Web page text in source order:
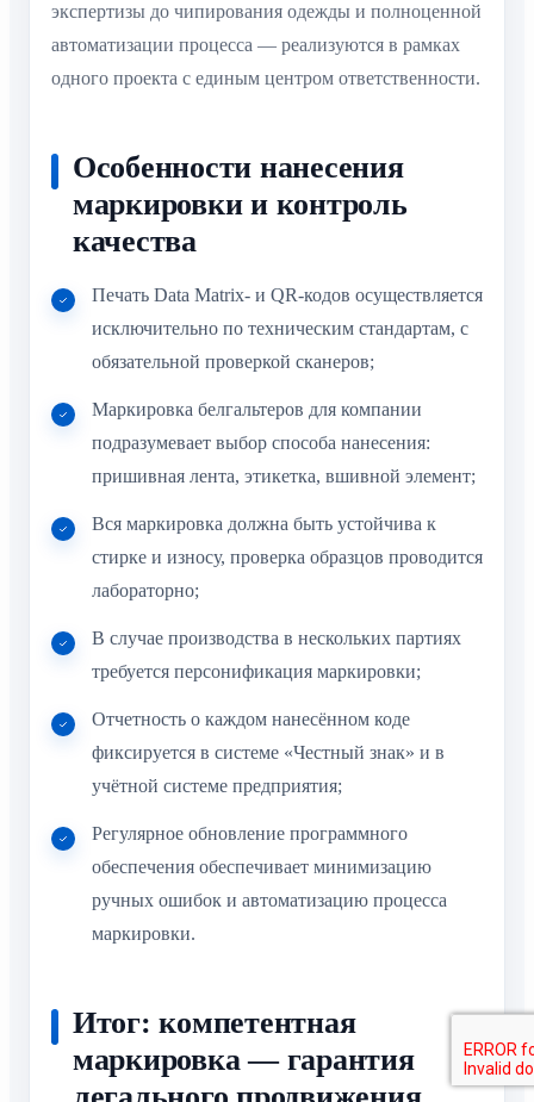
экспертизы до чипирования одежды и полноценной
автоматизации процесса — реализуются в рамках
одного проекта с единым центром ответственности.
Особенности нанесения
маркировки и контроль
качества
Печать Data Matrix- и QR-кодов осуществляется
исключительно по техническим стандартам, с
обязательной проверкой сканеров;
Маркировка белгальтеров для компании
подразумевает выбор способа нанесения:
пришивная лента, этикетка, вшивной элемент;
Вся маркировка должна быть устойчива к
стирке и износу, проверка образцов проводится
лабораторно;
В случае производства в нескольких партиях
требуется персонификация маркировки;
Отчетность о каждом нанесённом коде
фиксируется в системе «Честный знак» и в
учётной системе предприятия;
Регулярное обновление программного
обеспечения обеспечивает минимизацию
ручных ошибок и автоматизацию процесса
маркировки.
Итог: компетентная
маркировка — гарантия